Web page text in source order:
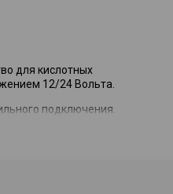
для кислотных
12/24 Вольта.
подключения.
и переключателем